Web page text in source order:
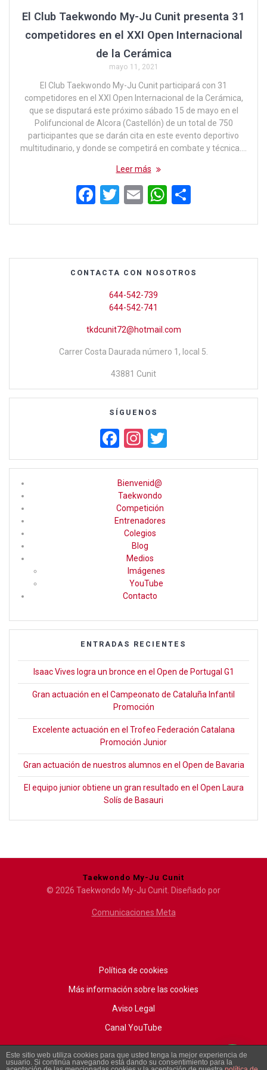
El Club Taekwondo My-Ju Cunit presenta 31
competidores en el XXI Open Internacional
de la Cerámica
mayo 11, 2021
El Club Taekwondo My-Ju Cunit participará con 31
competidores en el XXI Open Internacional de la Cerámica,
que se disputará este próximo sábado 15 de mayo en el
Polifuncional de Alcora (Castellón) de un total de 750
participantes que se darán cita en este evento deportivo
multitudinario, y donde se competirá en combate y técnica.…
Leer más
F
b
o
o
k
T
er
E
W
s
A
p
ar
CONTACTA CON NOSOTROS
644-542-739
644-542-741
tkdcunit72@hotmail.com
Carrer Costa Daurada número 1, local 5.
43881 Cunit
SÍGUENOS
F
a
ce
b
o
o
k
In
st
a
gr
a
m
wi
Bienvenid@
Taekwondo
Competición
Entrenadores
Colegios
Blog
Medios
Imágenes
YouTube
Contacto
ENTRADAS RECIENTES
Isaac Vives logra un bronce en el Open de Portugal G1
Gran actuación en el Campeonato de Cataluña Infantil
Promoción
Excelente actuación en el Trofeo Federación Catalana
Promoción Junior
Gran actuación de nuestros alumnos en el Open de Bavaria
El equipo junior obtiene un gran resultado en el Open Laura
Solís de Basauri
Taekwondo My-Ju Cunit
© 2026 Taekwondo My-Ju Cunit. Diseñado por
Comunicaciones Meta
Política de cookies
Más información sobre las cookies
Aviso Legal
Canal YouTube
Este sitio web utiliza cookies para que usted tenga la mejor experiencia de
usuario. Si continúa navegando está dando su consentimiento para la